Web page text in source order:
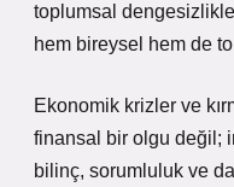
toplumsal
hem bireysel hem de
Ekonomik krizler ve
finansal bir olgu değil;
bilinç, sorumluluk ve